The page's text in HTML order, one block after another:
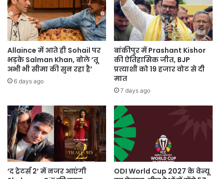
Allaince में आते ही Sohail पर
भड़के Salman Khan, बोले ‘तू
अभी भी सीमा की सुन रहा है’
6 days ago
बांकीपुर में Prashant Kishor
की ऐतिहासिक जीत, BJP
प्रत्याशी को 19 हजार वोट से दी
मात
7 days ago
‘द ट्रेटर्स 2’ में नजर आएंगी
ODI World Cup 2027 के वेन्यू